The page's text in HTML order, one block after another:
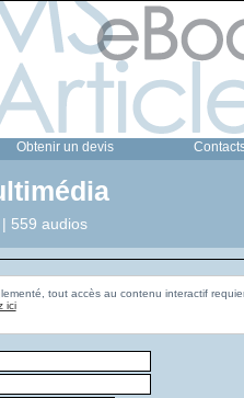
Obtenir un devis
559 audios
tout accès au contenu interactif
ici